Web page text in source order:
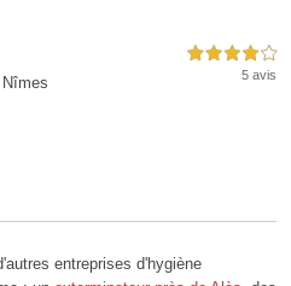
4,0 étoiles sur 5
5 avis
entreprises d'hygiène